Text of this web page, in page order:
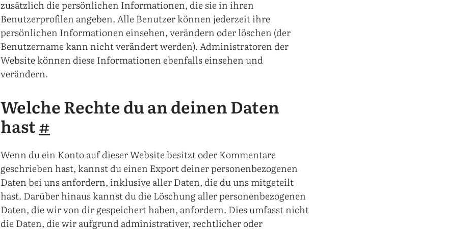
zusätzlich die persönlichen Informationen, die sie in ihren
Benutzerprofilen angeben. Alle Benutzer können jederzeit ihre
persönlichen Informationen einsehen, verändern oder löschen (der
Benutzername kann nicht verändert werden). Administratoren der
Website können diese Informationen ebenfalls einsehen und
verändern.
Welche Rechte du an deinen Daten
hast#
Wenn du ein Konto auf dieser Website besitzt oder Kommentare
geschrieben hast, kannst du einen Export deiner personenbezogenen
Daten bei uns anfordern, inklusive aller Daten, die du uns mitgeteilt
hast. Darüber hinaus kannst du die Löschung aller personenbezogenen
Daten, die wir von dir gespeichert haben, anfordern. Dies umfasst nicht
die Daten, die wir aufgrund administrativer, rechtlicher oder